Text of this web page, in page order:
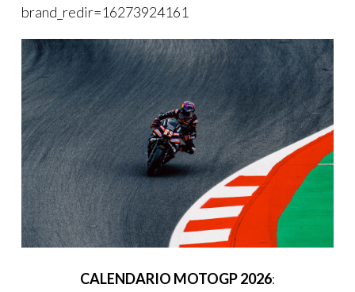
brand_redir=16273924161
CALENDARIO MOTOGP 2026: